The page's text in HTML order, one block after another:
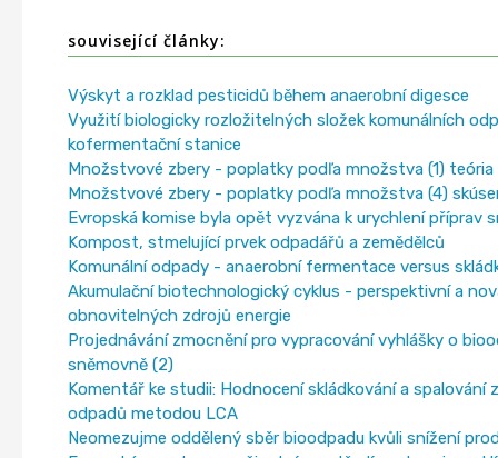
související články:
Výskyt a rozklad pesticidů během anaerobní digesce
Využití biologicky rozložitelných složek komunálních
kofermentační stanice
Množstvové zbery - poplatky podľa množstva (1)
Množstvové zbery - poplatky podľa množstva (4)
Evropská komise byla opět vyzvána k urychlení příprav
Kompost, stmelující prvek odpadářů a zemědělců
Komunální odpady - anaerobní fermentace versus
Akumulační biotechnologický cyklus - perspektivní a
obnovitelných zdrojů energie
Projednávání zmocnění pro vypracování vyhlášky o
sněmovně (2)
Komentář ke studii: Hodnocení skládkování a spalování
odpadů metodou LCA
Neomezujme oddělený sběr bioodpadu kvůli snížení